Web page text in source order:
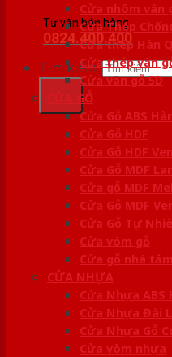
Tư vấn bán hàng
0824.400.400
Tìm kiếm:
Cửa nhôm vân
Cửa Thép
Cửa thép Hàn
Cửa thép vân
Cửa vân gỗ 5D
CỬA GỖ
Cửa Gỗ ABS
Cửa Gỗ HDF
Cửa Gỗ HDF
Cửa Gỗ MDF
Cửa gỗ MDF
Cửa Gỗ MDF
Cửa Gỗ Tự
Cửa vòm gỗ
Cửa gỗ nhà tắm
CỬA NHỰA
Cửa Nhựa ABS
Cửa Nhựa Đài
Cửa Nhựa Gỗ
Cửa vòm nhựa